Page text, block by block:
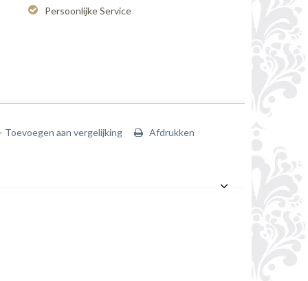
Persoonlijke Service
Toevoegen aan vergelijking Afdrukken